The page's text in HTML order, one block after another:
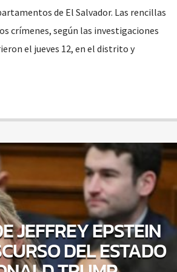
de El Salvador. Las rencillas
crímenes, según las investigaciones
el jueves 12, en el distrito y
JEFFREY EPSTEIN
DEL ESTADO